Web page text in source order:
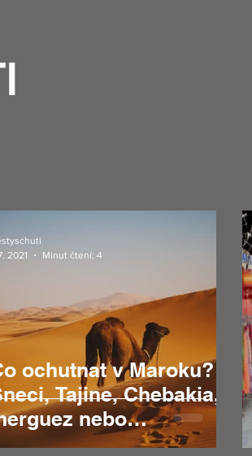
ochutnat v Maroku?
Tajine, Chebakia,
nebo
džus!
2021
Minut čtení: 4